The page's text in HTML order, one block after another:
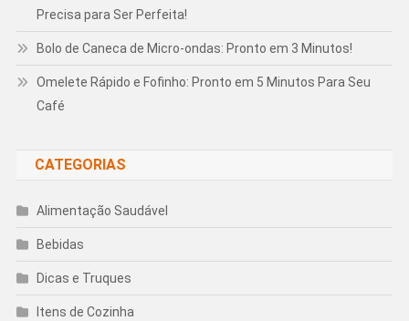
Precisa para Ser Perfeita!
Bolo de Caneca de Micro-ondas: Pronto em 3 Minutos!
Omelete Rápido e Fofinho: Pronto em 5 Minutos Para Seu
Café
CATEGORIAS
Alimentação Saudável
Bebidas
Dicas e Truques
Itens de Cozinha